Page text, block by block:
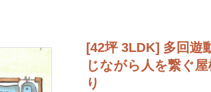
[42坪 3LDK] 多回遊
じながら人を繋ぐ
り